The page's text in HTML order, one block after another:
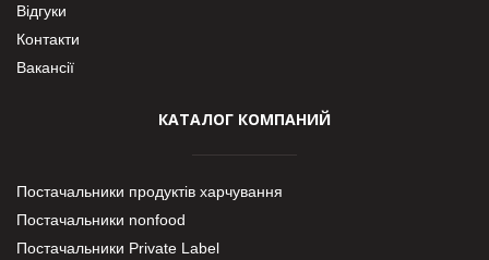
Відгуки
Контакти
Вакансії
КАТАЛОГ КОМПАНИЙ
Постачальники продуктів харчування
Постачальники nonfood
Постачальники Private Label